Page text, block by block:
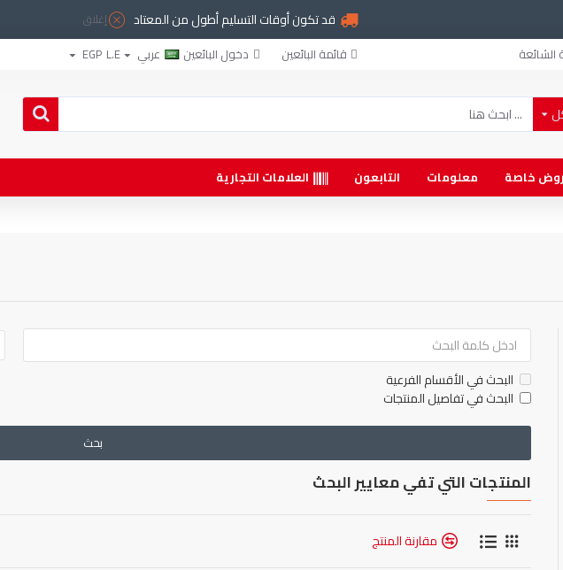
قد تكون أوقات التسليم أطول من المعتاد إغلاق
الشائعة قائمة البائعين دخول البائعين عربي L.E
EGP
خاصة معلومات التابعون العلامات التجارية
البحث في الأقسام الفرعية
البحث في تفاصيل المنتجات
بحث
المنتجات التي تفي معايير البحث
مقارنة المنتج